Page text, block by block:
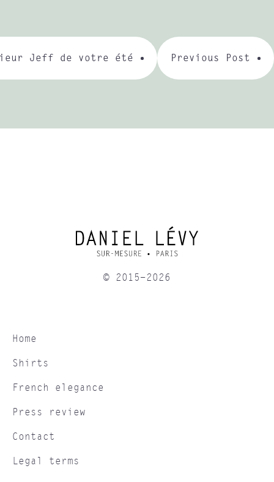
Previous Post
Jeff de votre été
© 2015-2026
Home
Shirts
French elegance
Press review
Contact
Legal terms